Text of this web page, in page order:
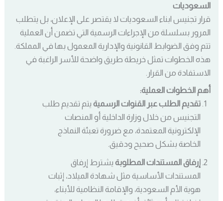
السعوديات
قرار تجنيس ابناء السعوديات لا يقتصر على الإعلان، بل يتطلب
المرور بسلسلة من الإجراءات الرسمية التي تضمن أن العملية
تتم وفق الضوابط القانونية والإدارية المعمول بها في المملكة.
هذه الخطوات تمثل خريطة طريق واضحة للأسر الراغبة في
الاستفادة من القرار.
أهم الخطوات العملية:
تقديم الطلب عبر القنوات الرسمية يتم تقديم طلب
التجنيس من خلال وزارة الداخلية أو المنصات
الإلكترونية المعتمدة، مع ضرورة تعبئة النماذج
الخاصة بشكل صحيح ودقيق.
إرفاق المستندات المطلوبة يشترط إرفاق
المستندات الأساسية مثل شهادة الميلاد، إثبات
هوية الأم السعودية، والإقامة النظامية للأبناء،